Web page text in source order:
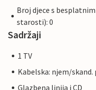
Broj djece s
starosti): 0
Sadržaji
1 TV
Kabelska: njem/
Glazbena linija i CD